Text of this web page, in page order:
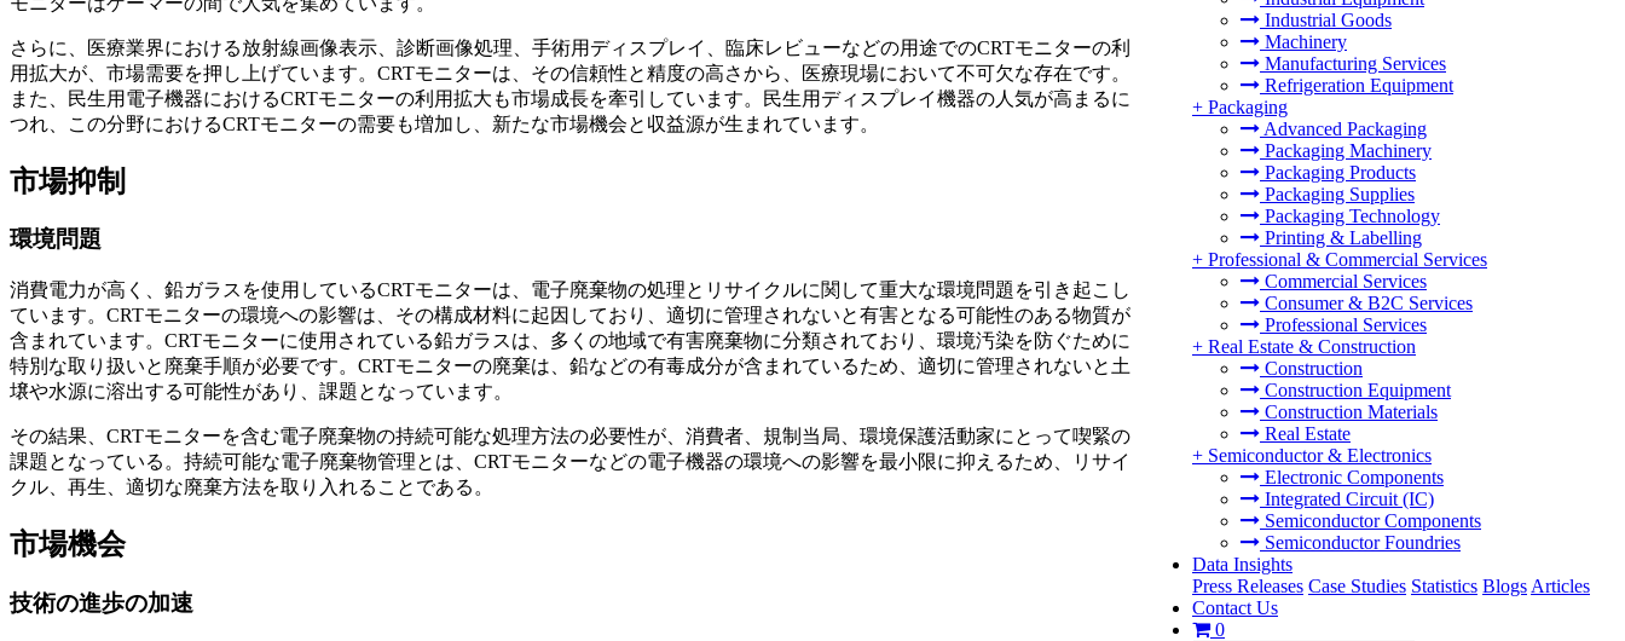
Industrial Goods
Machinery
Manufacturing Services
Refrigeration Equipment
+ Packaging
Advanced Packaging
Packaging Machinery
Packaging Products
Packaging Supplies
Packaging Technology
Printing & Labelling
+ Professional & Commercial Services
Commercial Services
Consumer & B2C Services
Professional Services
+ Real Estate & Construction
Construction
Construction Equipment
Construction Materials
Real Estate
+ Semiconductor & Electronics
Electronic Components
Integrated Circuit (IC)
Semiconductor Components
Semiconductor Foundries
Data Insights
Press Releases Case Studies Statistics Blogs Articles
Contact Us
0
さらに、医療業界における放射線画像表示、診断画像処理、手術用ディスプレイ、臨床レビューなどの用途でのCRTモニターの利
用拡大が、市場需要を押し上げています。CRTモニターは、その信頼性と精度の高さから、医療現場において不可欠な存在です。
また、民生用電子機器におけるCRTモニターの利用拡大も市場成長を牽引しています。民生用ディスプレイ機器の人気が高まるに
つれ、この分野におけるCRTモニターの需要も増加し、新たな市場機会と収益源が生まれています。
市場抑制
環境問題
消費電力が高く、鉛ガラスを使用しているCRTモニターは、電子廃棄物の処理とリサイクルに関して重大な環境問題を引き起こし
ています。CRTモニターの環境への影響は、その構成材料に起因しており、適切に管理されないと有害となる可能性のある物質が
含まれています。CRTモニターに使用されている鉛ガラスは、多くの地域で有害廃棄物に分類されており、環境汚染を防ぐために
特別な取り扱いと廃棄手順が必要です。CRTモニターの廃棄は、鉛などの有毒成分が含まれているため、適切に管理されないと土
壌や水源に溶出する可能性があり、課題となっています。
その結果、CRTモニターを含む電子廃棄物の持続可能な処理方法の必要性が、消費者、規制当局、環境保護活動家にとって喫緊の
課題となっている。持続可能な電子廃棄物管理とは、CRTモニターなどの電子機器の環境への影響を最小限に抑えるため、リサイ
クル、再生、適切な廃棄方法を取り入れることである。
市場機会
技術の進歩の加速